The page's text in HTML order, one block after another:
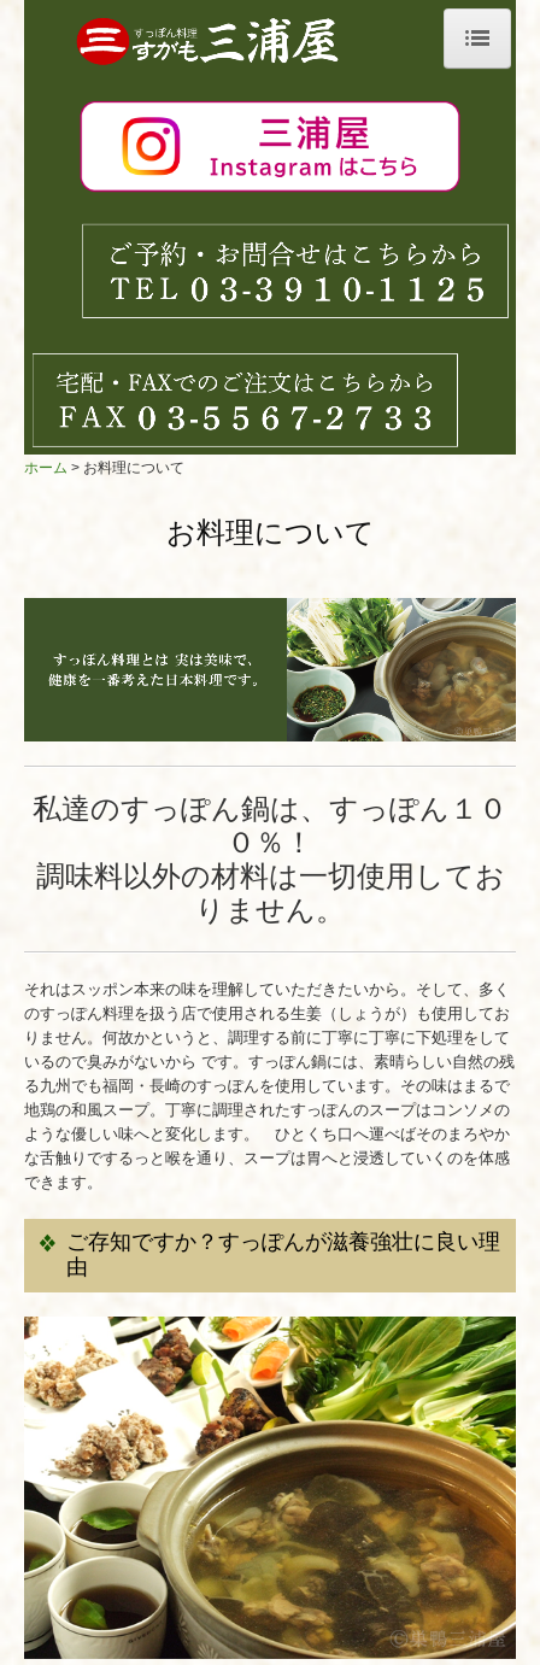
ホーム
巣鴨三浦屋について
すっぽん料理
三浦屋のスーパーハイスープ
リンク集
ホーム お料理について
お料理について
私達のすっぽん鍋は、すっぽん１０
０％！
調味料以外の材料は一切使用してお
りません。
それはスッポン本来の味を理解していただきたいから。そして、多く
のすっぽん料理を扱う店で使用される生姜（しょうが）も使用してお
りません。何故かというと、調理する前に丁寧に丁寧に下処理をして
いるので臭みがないから です。すっぽん鍋には、素晴らしい自然の残
る九州でも福岡・長崎のすっぽんを使用しています。その味はまるで
地鶏の和風スープ。丁寧に調理されたすっぽんのスープはコンソメの
ような優しい味へと変化します。 ひとくち口へ運べばそのまろやか
な舌触りでするっと喉を通り、スープは胃へと浸透していくのを体感
できます。
ご存知ですか？すっぽんが滋養強壮に良い理
由